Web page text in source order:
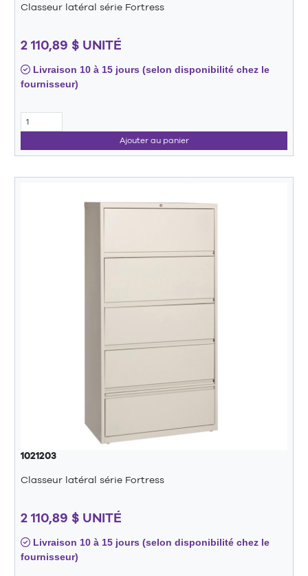
Classeur latéral série Fortress
2 110,89 $ UNITÉ
Livraison 10 à 15 jours (selon disponibilité chez le
fournisseur)
Ajouter au panier
1021203
Classeur latéral série Fortress
2 110,89 $ UNITÉ
Livraison 10 à 15 jours (selon disponibilité chez le
fournisseur)